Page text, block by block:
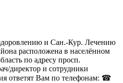
и Сан.-Кур. Лечению
расположена в населённом
по адресу просп.
директор и сотрудники
ответят Вам по телефонам: ☎